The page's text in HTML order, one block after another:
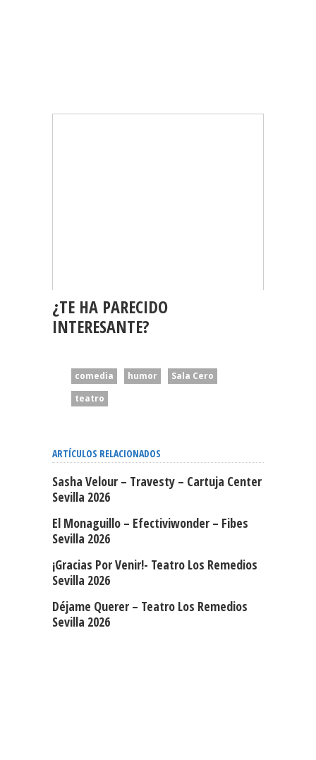
¿TE HA PARECIDO
INTERESANTE?
comedia humor
Sala Cero
teatro
ARTÍCULOS RELACIONADOS
Sasha Velour – Travesty – Cartuja Center
Sevilla 2026
El Monaguillo – Efectiviwonder – Fibes
Sevilla 2026
¡Gracias Por Venir!- Teatro Los Remedios
Sevilla 2026
Déjame Querer – Teatro Los Remedios
Sevilla 2026